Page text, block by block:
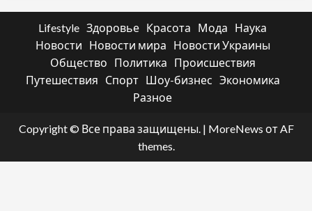
Lifestyle Здоровье Красота Мода
Наука
Новости
Новости мира
Новости Украины
Общество
Политика
Происшествия
Путешествия
Спорт Шоу-бизнес Экономика
Разное
Copyright © Все права защищены. | MoreNews от AF
themes.